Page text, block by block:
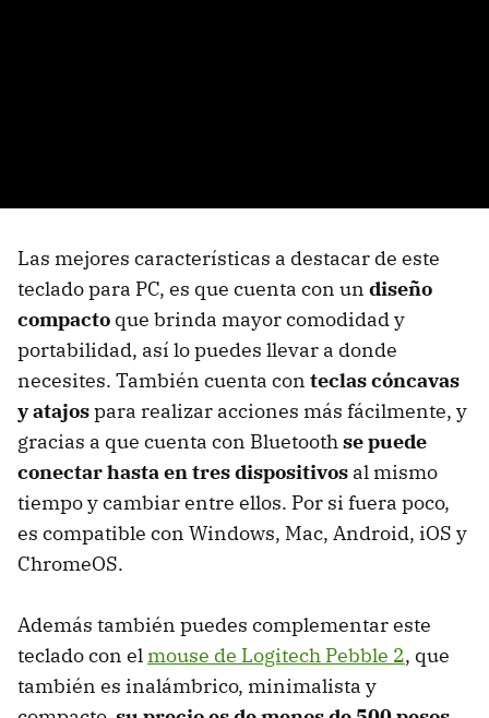
Las mejores características a destacar de este
teclado para PC, es que cuenta con un diseño
compacto que brinda mayor comodidad y
portabilidad, así lo puedes llevar a donde
necesites. También cuenta con teclas cóncavas
y atajospara realizar acciones más fácilmente, y
gracias a que cuenta con Bluetoothse puede
conectar hasta en tres dispositivos al mismo
tiempo y cambiar entre ellos. Por si fuera poco,
es compatible con Windows, Mac, Android, iOS y
ChromeOS.
Además también puedes complementar este
teclado con elmouse de Logitech Pebble 2, que
también es inalámbrico, minimalista y